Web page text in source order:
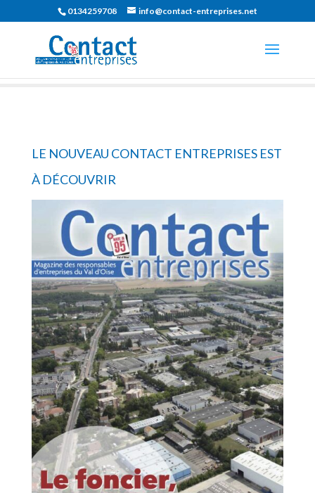
0134259708 info@contact-entreprises.net
LE NOUVEAU CONTACT ENTREPRISES EST
À DÉCOUVRIR